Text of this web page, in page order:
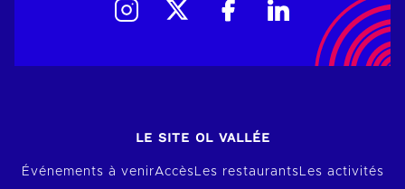
LE SITE OL VALLÉE
Événements à venirAccèsLes restaurantsLes activités